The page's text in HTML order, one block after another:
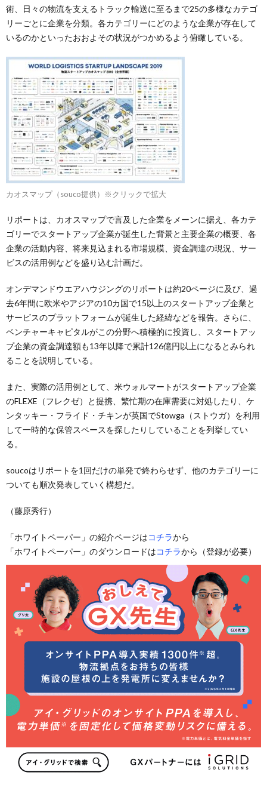
術、日々の物流を支えるトラック輸送に至るまで25の多様なカテゴ
リーごとに企業を分類。各カテゴリーにどのような企業が存在して
いるのかといったおおよその状況がつかめるよう俯瞰している。
カオスマップ（souco提供）※クリックで拡大
リポートは、カオスマップで言及した企業をメーンに据え、各カテ
ゴリーでスタートアップ企業が誕生した背景と主要企業の概要、各
企業の活動内容、将来見込まれる市場規模、資金調達の現況、サー
ビスの活用例などを盛り込む計画だ。
オンデマンドウエアハウジングのリポートは約20ページに及び、過
去6年間に欧米やアジアの10カ国で15以上のスタートアップ企業と
サービスのプラットフォームが誕生した経緯などを報告。さらに、
ベンチャーキャピタルがこの分野へ積極的に投資し、スタートアッ
プ企業の資金調達額も13年以降で累計126億円以上になるとみられ
ることを説明している。
また、実際の活用例として、米ウォルマートがスタートアップ企業
のFLEXE（フレクゼ）と提携、繁忙期の在庫需要に対処したり、ケ
ンタッキー・フライド・チキンが英国でStowga（ストウガ）を利用
して一時的な保管スペースを探したりしていることを列挙してい
る。
soucoはリポートを1回だけの単発で終わらせず、他のカテゴリーに
ついても順次発表していく構想だ。
（藤原秀行）
「ホワイトペーパー」の紹介ページはコチラから
「ホワイトペーパー」のダウンロードはコチラから（登録が必要）